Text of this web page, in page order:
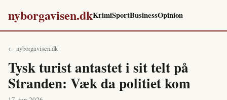
nyborgavisen.dkKrimiSportBusinessOpinion
← nyborgavisen.dk
Tysk turist antastet i sit telt på
Stranden: Væk da politiet kom